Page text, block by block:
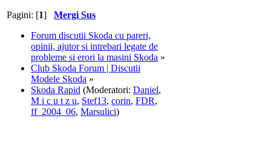
Pagini: [1] Mergi Sus
Forum discutii Skoda cu pareri,
opinii, ajutor si intrebari legate de
probleme si erori la masini Skoda »
Club Skoda Forum | Discutii
Modele Skoda »
Skoda Rapid (Moderatori: Daniel,
M i c u t z u, Stef13, corin, FDR,
ff_2004_06, Marsulici)